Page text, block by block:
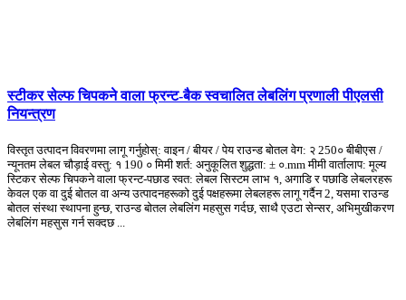
स्टीकर सेल्फ चिपकने वाला फ्रन्ट-बैक स्वचालित लेबलिंग प्रणाली पीएलसी
नियन्त्रण
विस्तृत उत्पादन विवरणमा लागू गर्नुहोस्: वाइन / बीयर / पेय राउन्ड बोतल वेग: २ 250० बीबीएस /
न्यूनतम लेबल चौड़ाई वस्तु: १ 190 ० मिमी शर्त: अनुकूलित शुद्धता: ± ०.mm मीमी वार्तालाप: मूल्य
स्टिकर सेल्फ चिपकने वाला फ्रन्ट-पछाड स्वत: लेबल सिस्टम लाभ १, अगाडि र पछाडि लेबलरहरू
केवल एक वा दुई बोतल वा अन्य उत्पादनहरूको दुई पक्षहरूमा लेबलहरू लागू गर्दैन 2, यसमा राउन्ड
बोतल संस्था स्थापना हुन्छ, राउन्ड बोतल लेबलिंग महसुस गर्दछ, साथै एउटा सेन्सर, अभिमुखीकरण
लेबलिंग महसुस गर्न सक्दछ ...